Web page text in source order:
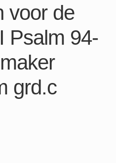
voor de
Psalm 94-
grd.c